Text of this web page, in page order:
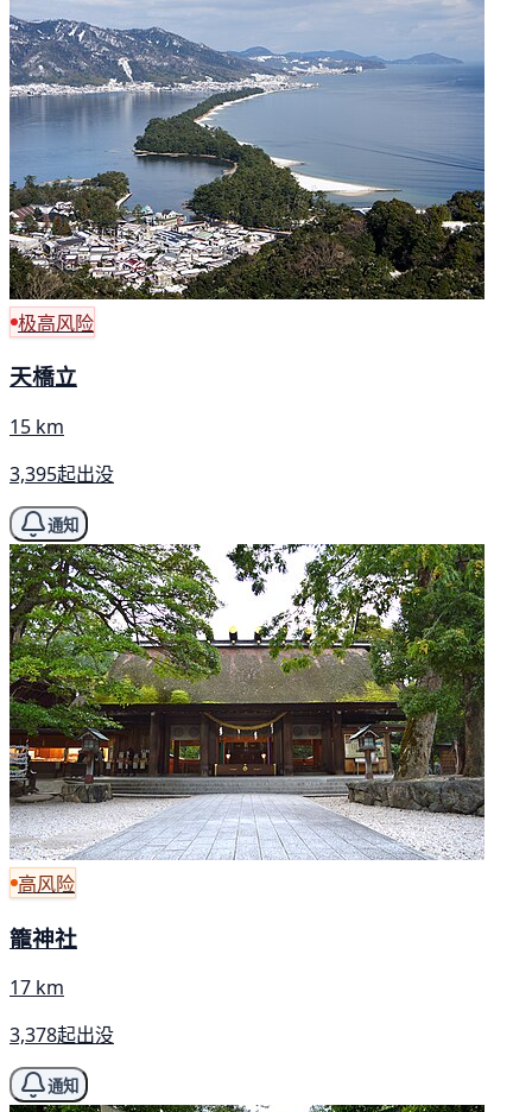
极高风险
天橋立
15 km
3,395起出没
通知
高风险
籠神社
17 km
3,378起出没
通知